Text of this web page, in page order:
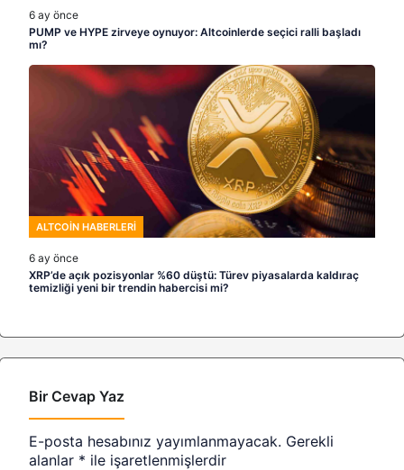
6 ay önce
PUMP ve HYPE zirveye oynuyor: Altcoinlerde seçici ralli başladı
mı?
ALTCOIN HABERLERI
6 ay önce
XRP’de açık pozisyonlar %60 düştü: Türev piyasalarda kaldıraç
temizliği yeni bir trendin habercisi mi?
Bir Cevap Yaz
E-posta hesabınız yayımlanmayacak. Gerekli
alanlar * ile işaretlenmişlerdir